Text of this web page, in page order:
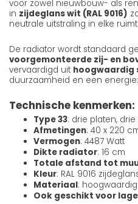
voor zowel nieuwbouw- als
in zijdeglans wit (RAL 9016)
neutrale uitstraling in elke
De radiator wordt standaard
voorgemonteerde zij- en
vervaardigd uit hoogwaardig
duurzaamheid en een
Technische kenmerken:
Type 33: drie platen,
Afmetingen: 40 x 220
Vermogen: 4487 Watt
Dikte radiator: 16 cm
Totale afstand tot
Kleur: RAL 9016
Materiaal:
Ook geschikt voor